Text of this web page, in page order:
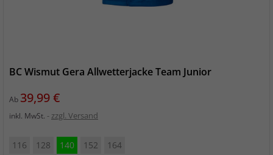
BC Wismut Gera Allwetterjacke Team Junior
Ab Preis
39,99 €
inkl. MwSt. zzgl. Versand
116 128 140 152 164